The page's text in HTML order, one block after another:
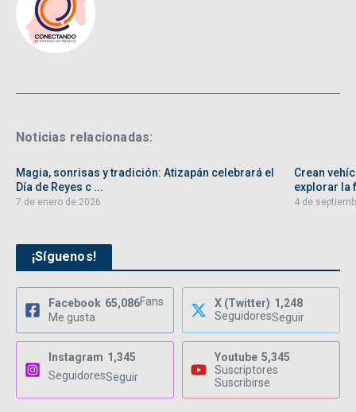
Noticias relacionadas:
Magia, sonrisas y tradición: Atizapán celebrará el
Día de Reyes c ...
7 de enero de 2026
Crean
explorar la
4 de
¡Síguenos!
Facebook 65,086Fans
Me gusta
X (Twitter) 1,248
SeguidoresSeguir
Instagram 1,345
SeguidoresSeguir
Youtube 5,345
Suscriptores
Suscribirse